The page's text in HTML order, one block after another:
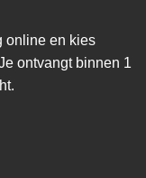
online en kies
ontvangt binnen 1